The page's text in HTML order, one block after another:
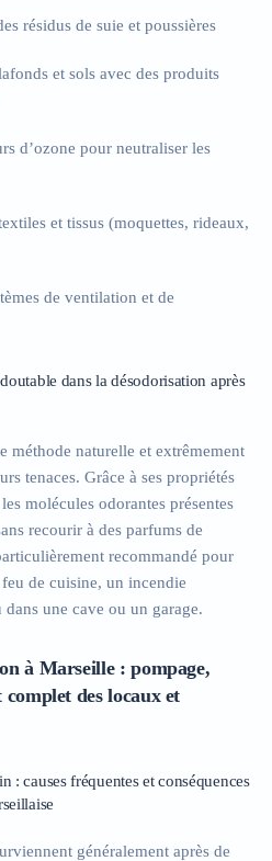
résidus de suie et poussières
et sols avec des produits
d’ozone pour neutraliser les
et tissus (moquettes, rideaux,
de ventilation et de
dans la désodorisation après
méthode naturelle et extrêmement
tenaces. Grâce à ses propriétés
molécules odorantes présentes
recourir à des parfums de
recommandé pour
de cuisine, un incendie
une cave ou un garage.
à Marseille : pompage,
complet des locaux et
: causes fréquentes et conséquences
généralement après de